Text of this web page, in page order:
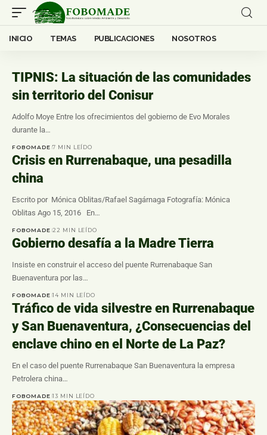
INICIO TEMAS PUBLICACIONES NOSOTROS
TIPNIS: La situación de las comunidades
sin territorio del Conisur
Adolfo Moye Entre los ofrecimientos del gobierno de Evo Morales
durante la…
FOBOMADE 7 MIN LEÍDO
Crisis en Rurrenabaque, una pesadilla
china
Escrito por Mónica Oblitas/Rafael Sagárnaga Fotografía: Mónica
Oblitas Ago 15, 2016 En…
FOBOMADE 22 MIN LEÍDO
Gobierno desafía a la Madre Tierra
Insiste en construir el acceso del puente Rurrenabaque San
Buenaventura por las…
FOBOMADE 14 MIN LEÍDO
Tráfico de vida silvestre en Rurrenabaque
y San Buenaventura, ¿Consecuencias del
enclave chino en el Norte de La Paz?
En el caso del puente Rurrenabaque San Buenaventura la empresa
Petrolera china…
FOBOMADE 13 MIN LEÍDO